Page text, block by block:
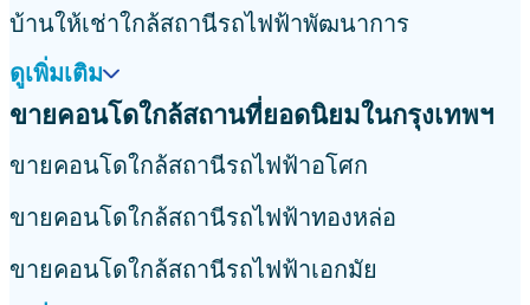
บ้านให้เช่าใกล้สถานีรถไฟฟ้าพัฒนาการ
ดูเพิ่มเติม
ขายคอนโดใกล้สถานที่ยอดนิยมในกรุงเทพฯ
ขายคอนโดใกล้สถานีรถไฟฟ้าอโศก
ขายคอนโดใกล้สถานีรถไฟฟ้าทองหล่อ
ขายคอนโดใกล้สถานีรถไฟฟ้าเอกมัย